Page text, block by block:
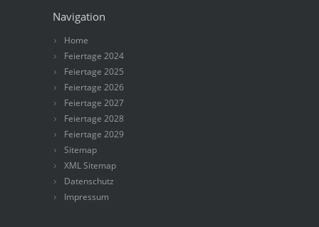
Navigation
Home
Feiertage 2024
Feiertage 2025
Feiertage 2026
Feiertage 2027
Feiertage 2028
Feiertage 2029
Sitemap
XML Sitemap
Datenschutz
Impressum